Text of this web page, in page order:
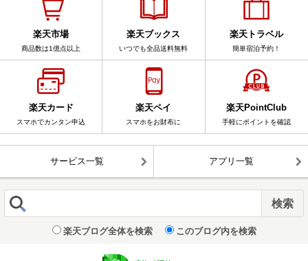
楽天市場
商品数は1億点以上
楽天ブックス
いつでも全品送料無料
楽天トラベル
簡単宿泊予約！
楽天カード
スマホでカンタン申込
楽天ペイ
スマホをお財布に
楽天PointClub
手軽にポイントを確認
サービス一覧 アプリ一覧
楽天ブログ全体を検索 このブログ内を検索